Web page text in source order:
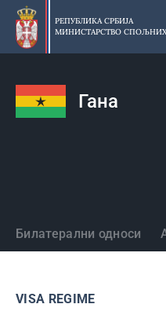
Прескочи
главни
део
РЕПУБЛИКА СРБИЈА
МИНИСТАРСТВО
Гана
Државе
Билатерални односи
VISA REGIME